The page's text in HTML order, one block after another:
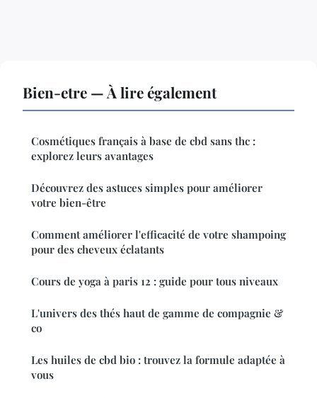
Bien-etre — À lire également
Cosmétiques français à base de cbd sans thc :
explorez leurs avantages
Découvrez des astuces simples pour améliorer
votre bien-être
Comment améliorer l'efficacité de votre shampoing
pour des cheveux éclatants
Cours de yoga à paris 12 : guide pour tous niveaux
L'univers des thés haut de gamme de compagnie &
co
Les huiles de cbd bio : trouvez la formule adaptée à
vous